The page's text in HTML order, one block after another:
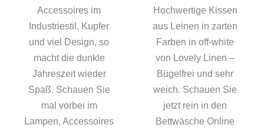
Accessoires im
Industriestil, Kupfer
und viel Design, so
macht die dunkle
Jahreszeit wieder
Spaß. Schauen Sie
mal vorbei im
Lampen, Accessoires
Hochwertige Kissen
aus Leinen in zarten
Farben in off-white
von Lovely Linen –
Bügelfrei und sehr
weich. Schauen Sie
jetzt rein in den
Bettwäsche Online